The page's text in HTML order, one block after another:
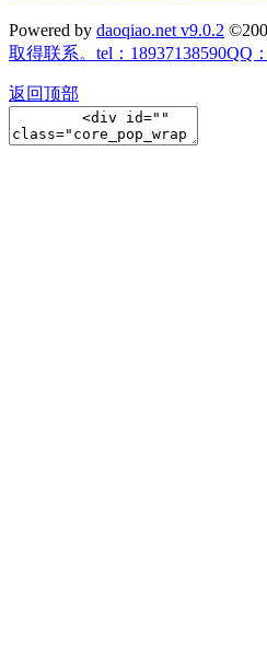
Powered by daoqiao.net v9.0.2
取得联系。tel：18937138590QQ
返回顶部